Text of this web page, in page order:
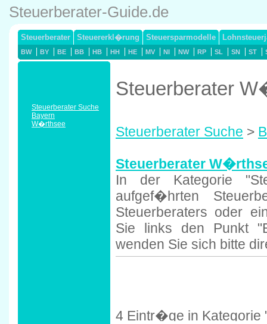
Steuerberater-Guide.de
Steuerberater Steuererkl�rung Steuersparmodelle
BW BY BE BB HB HH HE MV NI NW RP SL SN ST
Steuerberater Suche
Bayern
W�rthsee
Steuerberater
Steuerberater Suche >
Steuerberater
In der Kategorie
aufgef�hrten
Steuerberaters oder
Sie links den Punkt
wenden Sie sich bitte
4 Eintr�ge in